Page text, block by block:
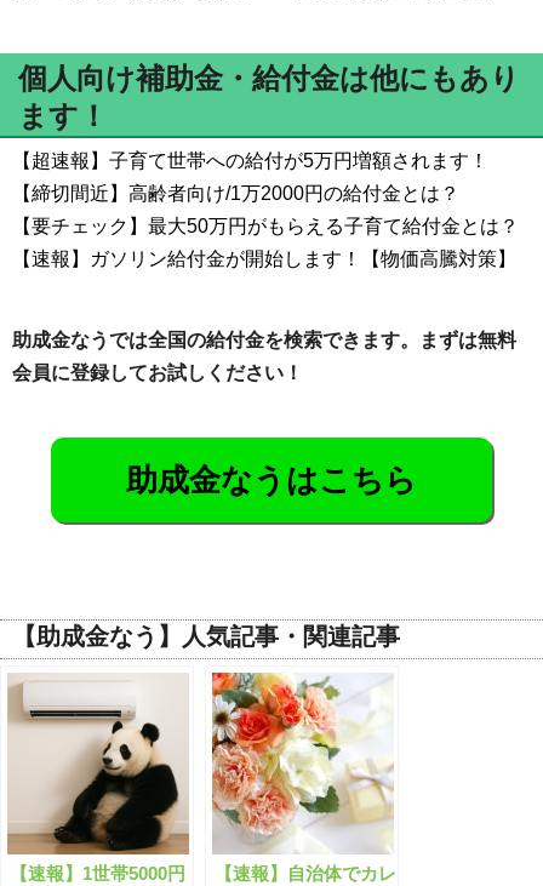
個人向け補助金・給付金は他にもあり
ます！
【超速報】子育て世帯への給付が5万円増額されます！
【締切間近】高齢者向け/1万2000円の給付金とは？
【要チェック】最大50万円がもらえる子育て給付金とは？
【速報】ガソリン給付金が開始します！【物価高騰対策】
助成金なうでは全国の給付金を検索できます。まずは無料
会員に登録してお試しください！
助成金なうはこちら
【助成金なう】人気記事・関連記事
【速報】1世帯5000円
【速報】自治体でカレ